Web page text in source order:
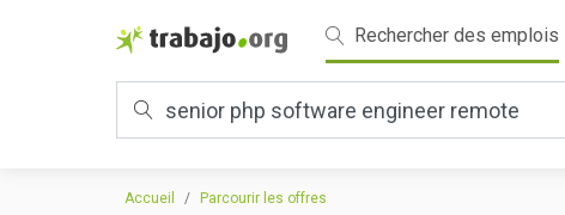
Rechercher des emplois
Accueil Parcourir les offres